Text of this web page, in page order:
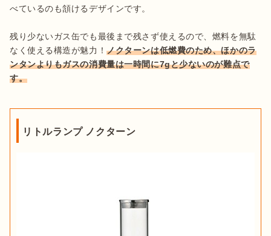
べているのも頷けるデザインです。
残り少ないガス缶でも最後まで残さず使えるので、燃料を無駄
なく使える構造が魅力！ノクターンは低燃費のため、ほかのラ
ンタンよりもガスの消費量は一時間に7gと少ないのが難点で
す。
リトルランプ ノクターン